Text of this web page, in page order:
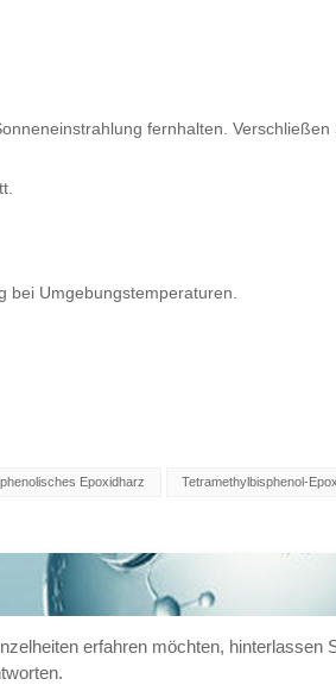
fernhalten. Verschließen
bei Umgebungstemperaturen.
Epoxidharz Tetramethylbisphenol-
erfahren möchten, hinterlassen